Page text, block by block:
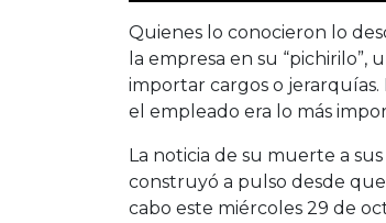
Quienes lo conocieron lo
la empresa en su “pichirilo”,
importar cargos o
el empleado era lo más
La noticia de su muerte a
construyó a pulso desde
cabo este miércoles 29 de